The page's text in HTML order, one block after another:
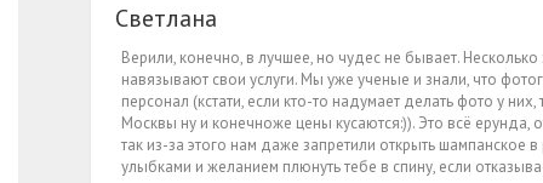
Светлана
Верили, конечно, в лучшее, но чудес не бывает.
навязывают свои услуги. Мы уже ученые и знали, что
персонал (кстати, если кто-то надумает делать фото у
Москвы ну и конечноже цены кусаются:)). Это всё ерунда,
так из-за этого нам даже запретили открыть шампанское
улыбками и желанием плюнуть тебе в спину, если